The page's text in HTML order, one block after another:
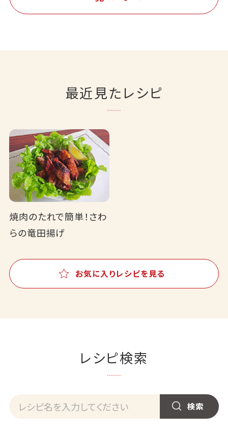
最近見たレシピ
焼肉のたれで簡単！さわ
らの竜田揚げ
お気に入りレシピを見る
レシピ検索